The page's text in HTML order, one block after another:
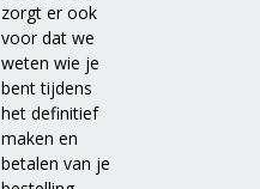
zorgt er ook
voor dat we
weten wie je
bent tijdens
het definitief
maken en
betalen van je